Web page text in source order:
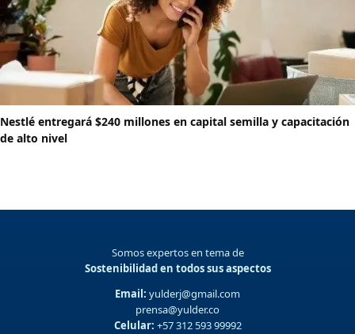
Nestlé entregará $240 millones en capital semilla y capacitación
de alto nivel
Somos expertos en tema de
Sostenibilidad en todos sus aspectos
Email: yulderj@gmail.com
prensa@yulder.co
Celular: +57 312 593 99992